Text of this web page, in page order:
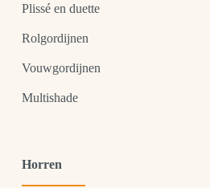
Plissé en duette
Rolgordijnen
Vouwgordijnen
Multishade
Horren